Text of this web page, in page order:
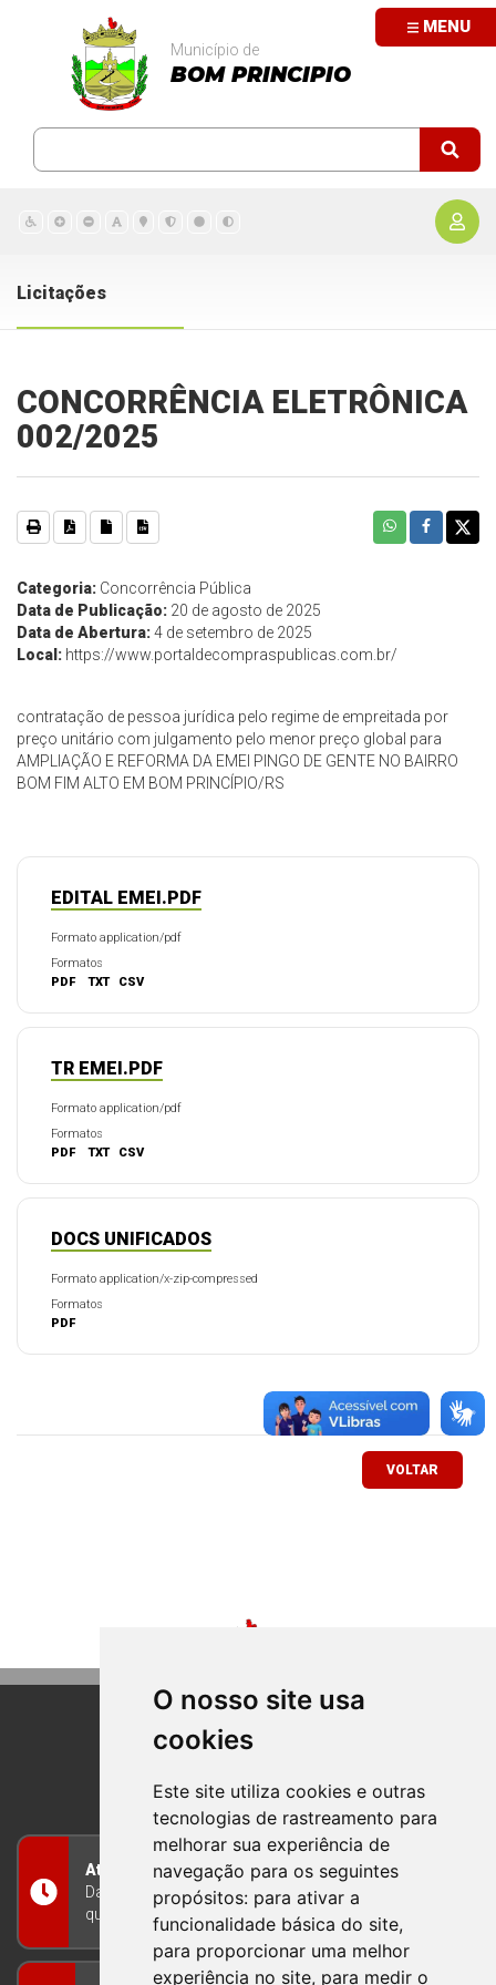
O nosso site usa
cookies
Este site utiliza cookies e outras
tecnologias de rastreamento para
melhorar sua experiência de
navegação para os seguintes
propósitos: para ativar a
funcionalidade básica do site,
para proporcionar uma melhor
experiência no site, para medir o
MENU
Município de
BOM PRINCIPIO
Licitações
CONCORRÊNCIA ELETRÔNICA
002/2025
Categoria: Concorrência Pública
Data de Publicação: 20 de agosto de 2025
Data de Abertura:4 de setembro de 2025
Local: https://www.portaldecompraspublicas.com.br/
contratação de pessoa jurídica pelo regime de empreitada por
preço unitário com julgamento pelo menor preço global para
AMPLIAÇÃO E REFORMA DA EMEI PINGO DE GENTE NO BAIRRO
BOM FIM ALTO EM BOM PRINCÍPIO/RS
EDITAL EMEI.PDF
Formato application/pdf
Formatos
PDF
TXT CSV
TR EMEI.PDF
Formato application/pdf
Formatos
PDF
TXT CSV
DOCS UNIFICADOS
Formato application/x-zip-compressed
Formatos
PDF
VOLTAR
BOM PRINCIPIO
RIO GRANDE DO SUL
Atendimento
Das 8h às 12h e das 13h às 17h30, de segunda a
quinta-feira, e nas sextas-feiras das 7h às 13h